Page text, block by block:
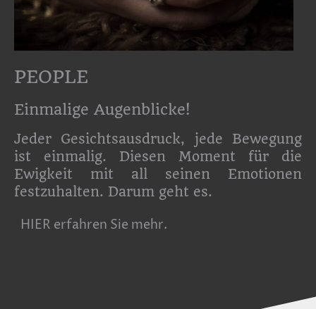
PEOPLE
Einmalige Augenblicke!
Jeder Gesichtsausdruck, jede Bewegung
ist einmalig. Diesen Moment für die
Ewigkeit mit all seinen Emotionen
festzuhalten. Darum geht es.
HIER erfahren Sie mehr.